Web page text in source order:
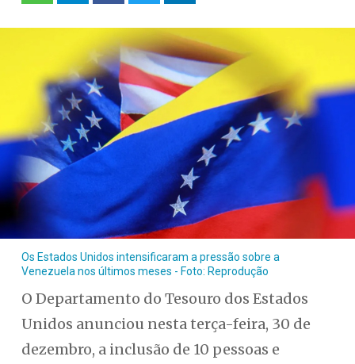
Os Estados Unidos intensificaram a pressão sobre a
Venezuela nos últimos meses - Foto: Reprodução
O Departamento do Tesouro dos Estados
Unidos anunciou nesta terça-feira, 30 de
dezembro, a inclusão de 10 pessoas e